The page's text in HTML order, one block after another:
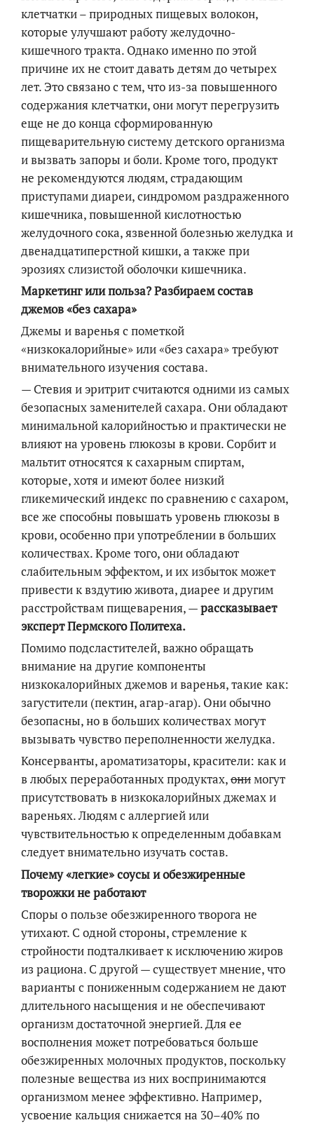
клетчатки – природных пищевых волокон,
которые улучшают работу желудочно-
кишечного тракта. Однако именно по этой
причине их не стоит давать детям до четырех
лет. Это связано с тем, что из-за повышенного
содержания клетчатки, они могут перегрузить
еще не до конца сформированную
пищеварительную систему детского организма
и вызвать запоры и боли. Кроме того, продукт
не рекомендуются людям, страдающим
приступами диареи, синдромом раздраженного
кишечника, повышенной кислотностью
желудочного сока, язвенной болезнью желудка и
двенадцатиперстной кишки, а также при
эрозиях слизистой оболочки кишечника.
Маркетинг или польза? Разбираем состав
джемов «без сахара»
Джемы и варенья с пометкой
«низкокалорийные» или «без сахара» требуют
внимательного изучения состава.
— Стевия и эритрит считаются одними из самых
безопасных заменителей сахара. Они обладают
минимальной калорийностью и практически не
влияют на уровень глюкозы в крови. Сорбит и
мальтит относятся к сахарным спиртам,
которые, хотя и имеют более низкий
гликемический индекс по сравнению с сахаром,
все же способны повышать уровень глюкозы в
крови, особенно при употреблении в больших
количествах. Кроме того, они обладают
слабительным эффектом, и их избыток может
привести к вздутию живота, диарее и другим
расстройствам пищеварения, —рассказывает
эксперт Пермского Политеха.
Помимо подсластителей, важно обращать
внимание на другие компоненты
низкокалорийных джемов и варенья, такие как:
загустители (пектин, агар-агар). Они обычно
безопасны, но в больших количествах могут
вызывать чувство переполненности желудка.
Консерванты, ароматизаторы, красители: как и
в любых переработанных продуктах,онимогут
присутствовать в низкокалорийных джемах и
вареньях. Людям с аллергией или
чувствительностью к определенным добавкам
следует внимательно изучать состав.
Почему «легкие» соусы и обезжиренные
творожки не работают
Споры о пользе обезжиренного творога не
утихают. С одной стороны, стремление к
стройности подталкивает к исключению жиров
из рациона. С другой — существует мнение, что
варианты с пониженным содержанием не дают
длительного насыщения и не обеспечивают
организм достаточной энергией. Для ее
восполнения может потребоваться больше
обезжиренных молочных продуктов, поскольку
полезные вещества из них воспринимаются
организмом менее эффективно. Например,
усвоение кальция снижается на 30–40% по